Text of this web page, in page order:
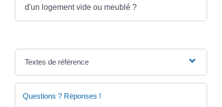
d'un logement vide ou meublé ?
Textes de référence
Questions ? Réponses !